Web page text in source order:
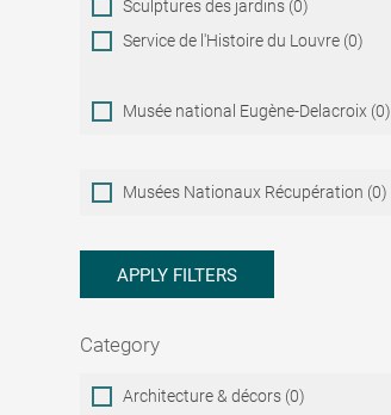
Sculptures des jardins (0)
Service de l'Histoire du Louvre (0)
Musée national Eugène-Delacroix (0)
Musées
Nationaux
Musées Nationaux Récupération (0)
APPLY FILTERS
Category
Category
Architecture & décors (0)